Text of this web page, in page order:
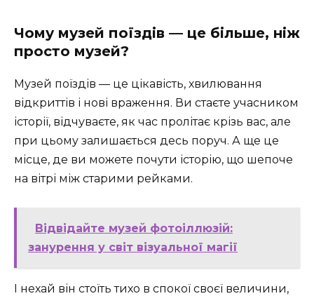
Чому музей поїздів — це більше, ніж
просто музей?
Музей поїздів — це цікавість, хвилювання
відкриттів і нові враження. Ви стаєте учасником
історії, відчуваєте, як час пролітає крізь вас, але
при цьому залишається десь поруч. А ще це
місце, де ви можете почути історію, що шепоче
на вітрі між старими рейками.
Відвідайте музей фотоіллюзій:
занурення у світ візуальної магії
І нехай він стоїть тихо в спокої своєї величини,